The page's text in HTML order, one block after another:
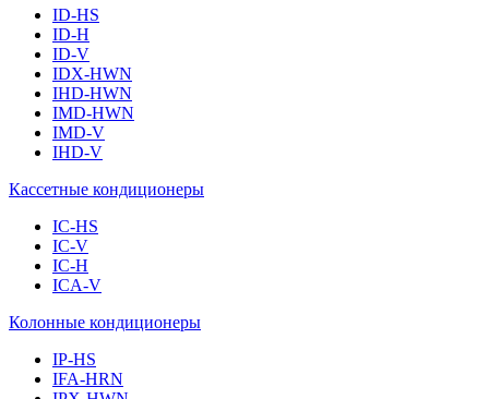
ID-HS
ID-H
ID-V
IDX-HWN
IHD-HWN
IMD-HWN
IMD-V
IHD-V
Кассетные кондиционеры
IC-HS
IC-V
IC-H
ICA-V
Колонные кондиционеры
IP-HS
IFA-HRN